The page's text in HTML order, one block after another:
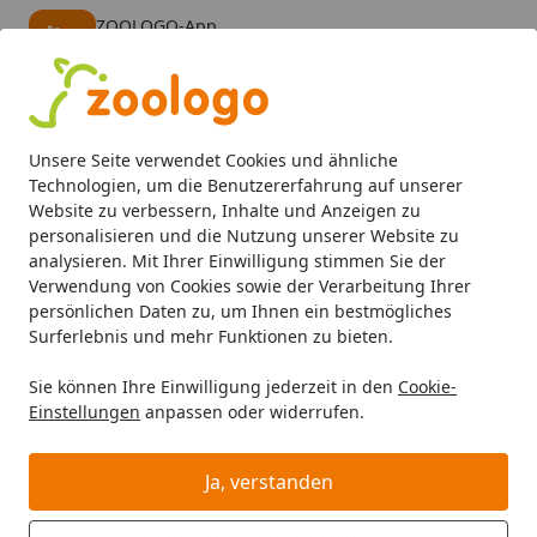
Unsere Seite verwendet Cookies und ähnliche
Technologien, um die Benutzererfahrung auf unserer
Website zu verbessern, Inhalte und Anzeigen zu
personalisieren und die Nutzung unserer Website zu
analysieren. Mit Ihrer Einwilligung stimmen Sie der
Verwendung von Cookies sowie der Verarbeitung Ihrer
persönlichen Daten zu, um Ihnen ein bestmögliches
Surferlebnis und mehr Funktionen zu bieten.
Sie können Ihre Einwilligung jederzeit in den Cookie-
Einstellungen anpassen oder widerrufen.
Ja, verstanden
ZOOLOGO-App
Alle Produkte
Mein Konto
Suchen
Startseite
Hund Hundefutter Nassfutter Dr. Clauder's Selected
Dr. Clauder's Selected Meat Pro Hair
& Skin 400g Hundenassfutter
BALD VERGRIFFEN